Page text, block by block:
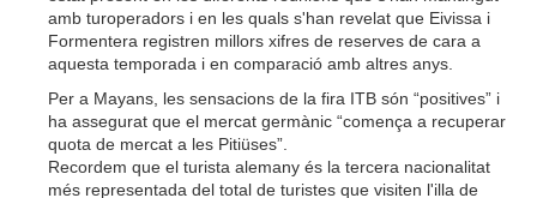
amb turoperadors i en les quals s'han revelat que Eivissa i
Formentera registren millors xifres de reserves de cara a
aquesta temporada i en comparació amb altres anys.
Per a Mayans, les sensacions de la fira ITB són “positives” i
ha assegurat que el mercat germànic “comença a recuperar
quota de mercat a les Pitiüses”.
Recordem que el turista alemany és la tercera nacionalitat
més representada del total de turistes que visiten l'illa de